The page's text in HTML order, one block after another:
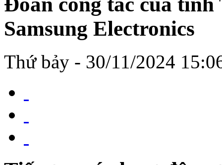
Samsung Electronics
Thứ bảy - 30/11/2024